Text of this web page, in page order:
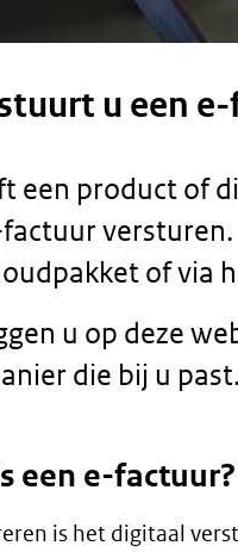
u een
een product of
of via
u op deze
die bij u past.
een e-factuur?
is het digitaal